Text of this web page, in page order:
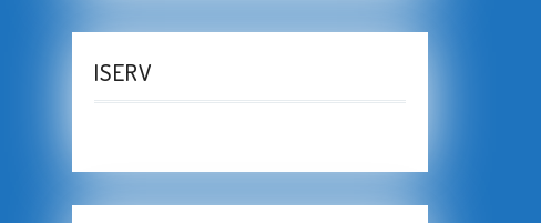
ISERV